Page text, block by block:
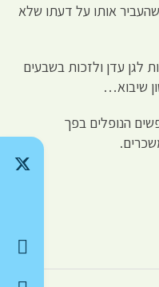
אותו על דעתו שלא
לגן עדן ולזכות בשבעים
שיבוא…
הנופלים בפך